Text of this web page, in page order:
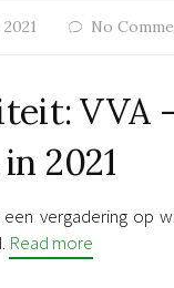
No
VVA
2021
vergadering op
Read more